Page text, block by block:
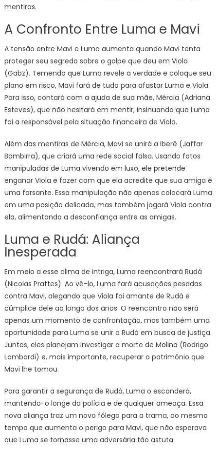
mentiras.
A Confronto Entre Luma e Mavi
A tensão entre Mavi e Luma aumenta quando Mavi tenta
proteger seu segredo sobre o golpe que deu em Viola
(Gabz). Temendo que Luma revele a verdade e coloque seu
plano em risco, Mavi fará de tudo para afastar Luma e Viola.
Para isso, contará com a ajuda de sua mãe, Mércia (Adriana
Esteves), que não hesitará em mentir, insinuando que Luma
foi a responsável pela situação financeira de Viola.
Além das mentiras de Mércia, Mavi se unirá a Iberê (Jaffar
Bambirra), que criará uma rede social falsa. Usando fotos
manipuladas de Luma vivendo em luxo, ele pretende
enganar Viola e fazer com que ela acredite que sua amiga é
uma farsante. Essa manipulação não apenas colocará Luma
em uma posição delicada, mas também jogará Viola contra
ela, alimentando a desconfiança entre as amigas.
Luma e Rudá: Aliança
Inesperada
Em meio a esse clima de intriga, Luma reencontrará Rudá
(Nicolas Prattes). Ao vê-lo, Luma fará acusações pesadas
contra Mavi, alegando que Viola foi amante de Rudá e
cúmplice dele ao longo dos anos. O reencontro não será
apenas um momento de confrontação, mas também uma
oportunidade para Luma se unir a Rudá em busca de justiça.
Juntos, eles planejam investigar a morte de Molina (Rodrigo
Lombardi) e, mais importante, recuperar o patrimônio que
Mavi lhe tomou.
Para garantir a segurança de Rudá, Luma o esconderá,
mantendo-o longe da polícia e de qualquer ameaça. Essa
nova aliança traz um novo fôlego para a trama, ao mesmo
tempo que aumenta o perigo para Mavi, que não esperava
que Luma se tornasse uma adversária tão astuta.